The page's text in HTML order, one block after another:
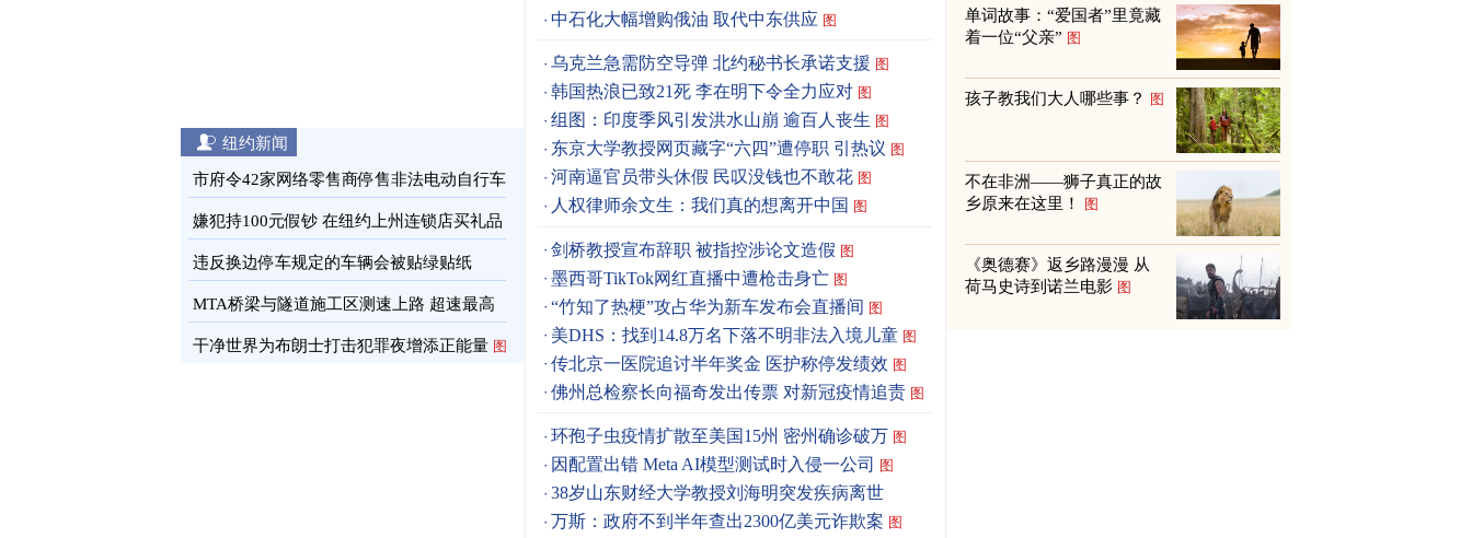
纽约新闻
市府令42家网络零售商停售非法电动自行车
图
嫌犯持100元假钞 在纽约上州连锁店买礼品
卡 图
违反换边停车规定的车辆会被贴绿贴纸
MTA桥梁与隧道施工区测速上路 超速最高
罚100元 图
干净世界为布朗士打击犯罪夜增添正能量 图
中石化大幅增购俄油 取代中东供应 图
乌克兰急需防空导弹 北约秘书长承诺支援 图
韩国热浪已致21死 李在明下令全力应对 图
组图：印度季风引发洪水山崩 逾百人丧生 图
东京大学教授网页藏字“六四”遭停职 引热议 图
河南逼官员带头休假 民叹没钱也不敢花 图
人权律师余文生：我们真的想离开中国 图
剑桥教授宣布辞职 被指控涉论文造假 图
墨西哥TikTok网红直播中遭枪击身亡 图
“竹知了热梗”攻占华为新车发布会直播间 图
美DHS：找到14.8万名下落不明非法入境儿童 图
传北京一医院追讨半年奖金 医护称停发绩效 图
佛州总检察长向福奇发出传票 对新冠疫情追责 图
环孢子虫疫情扩散至美国15州 密州确诊破万 图
因配置出错 Meta AI模型测试时入侵一公司 图
38岁山东财经大学教授刘海明突发疾病离世
万斯：政府不到半年查出2300亿美元诈欺案 图
单词故事：“爱国者”里竟藏
着一位“父亲” 图
孩子教我们大人哪些事？ 图
不在非洲——狮子真正的故
乡原来在这里！
图
《奥德赛》返乡路漫漫 从
荷马史诗到诺兰电影 图